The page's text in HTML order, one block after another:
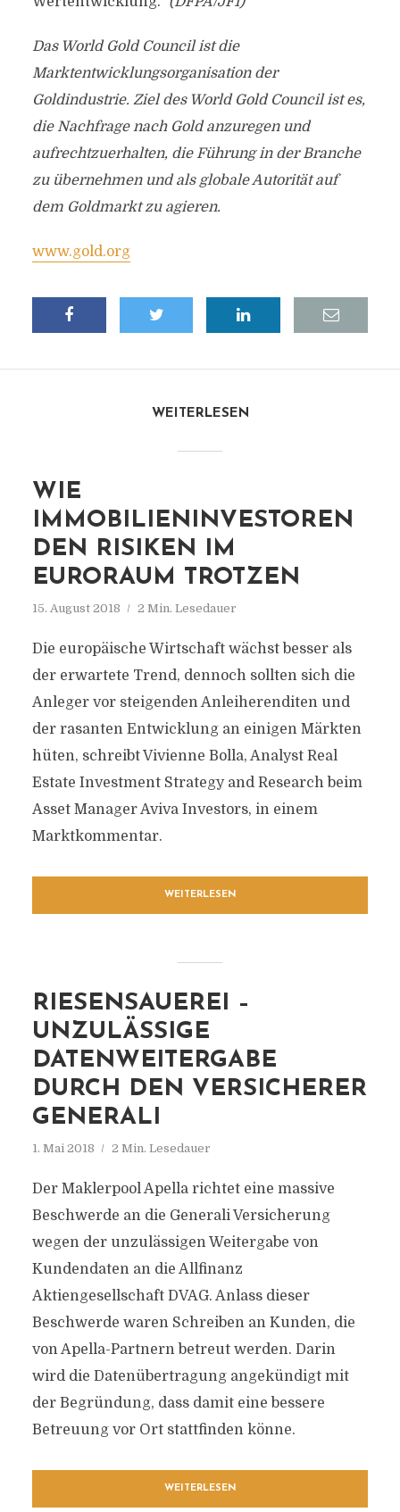
Das World Gold Council ist die
Marktentwicklungsorganisation der
Goldindustrie. Ziel des World Gold Council ist es,
die Nachfrage nach Gold anzuregen und
aufrechtzuerhalten, die Führung in der Branche
zu übernehmen und als globale Autorität auf
dem Goldmarkt zu agieren.
www.gold.org
WEITERLESEN
WIE
IMMOBILIENINVESTOREN
DEN RISIKEN IM
EURORAUM TROTZEN
15. August 2018 2 Min. Lesedauer
Die europäische Wirtschaft wächst besser als
der erwartete Trend, dennoch sollten sich die
Anleger vor steigenden Anleiherenditen und
der rasanten Entwicklung an einigen Märkten
hüten, schreibt Vivienne Bolla, Analyst Real
Estate Investment Strategy and Research beim
Asset Manager Aviva Investors, in einem
Marktkommentar.
WEITERLESEN
RIESENSAUEREI –
UNZULÄSSIGE
DATENWEITERGABE
DURCH DEN VERSICHERER
GENERALI
1. Mai 2018 2 Min. Lesedauer
Der Maklerpool Apella richtet eine massive
Beschwerde an die Generali Versicherung
wegen der unzulässigen Weitergabe von
Kundendaten an die Allfinanz
Aktiengesellschaft DVAG. Anlass dieser
Beschwerde waren Schreiben an Kunden, die
von Apella-Partnern betreut werden. Darin
wird die Datenübertragung angekündigt mit
der Begründung, dass damit eine bessere
Betreuung vor Ort stattfinden könne.
WEITERLESEN